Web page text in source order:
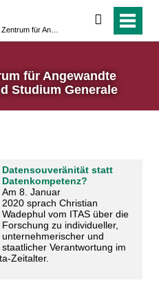
suchen
für Angewandte
Studium Generale
Datensouveränität statt
Datenkompetenz?
Am 8. Januar
2020 sprach Christian
Wadephul vom ITAS über die
Forschung zu individueller,
unternehmerischer und
staatlicher Verantwortung im
Zeitalter.